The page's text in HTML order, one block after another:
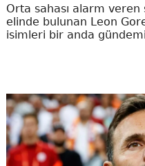
Orta sahası alarm veren
elinde bulunan Leon
isimleri bir anda